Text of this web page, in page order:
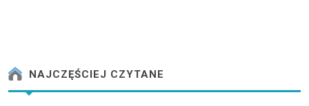
NAJCZĘŚCIEJ CZYTANE